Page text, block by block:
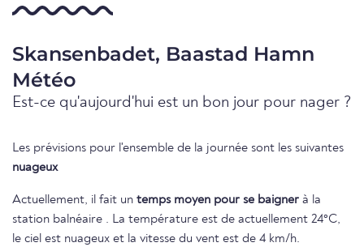
Skansenbadet, Baastad Hamn
Météo
Est-ce qu'aujourd'hui est un bon jour pour nager ?
Les prévisions pour l'ensemble de la journée sont les suivantes
nuageux
Actuellement, il fait un temps moyen pour se baigner à la
station balnéaire . La température est de actuellement 24°C,
le ciel est nuageux et la vitesse du vent est de 4 km/h.